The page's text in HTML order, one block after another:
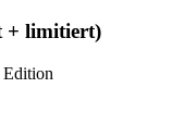
+ limitiert)
Edition